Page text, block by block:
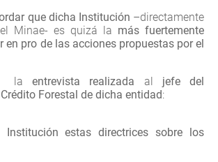
que dicha Institución –directamente
Minae- es quizá la más fuertemente
en pro de las acciones propuestas por el
la entrevista realizada al jefe del
Forestal de dicha entidad:
Institución estas directrices sobre los